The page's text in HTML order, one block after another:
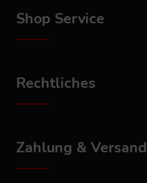
Shop Service
Rechtliches
Zahlung & Versand